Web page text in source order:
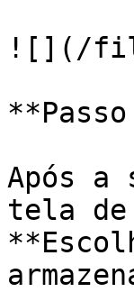
![](/
Após a
tela de